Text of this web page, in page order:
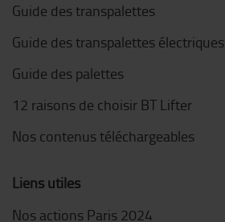
Guide des transpalettes
Guide des transpalettes électriques
Guide des palettes
12 raisons de choisir BT Lifter
Nos contenus téléchargeables
Liens utiles
Nos actions Paris 2024